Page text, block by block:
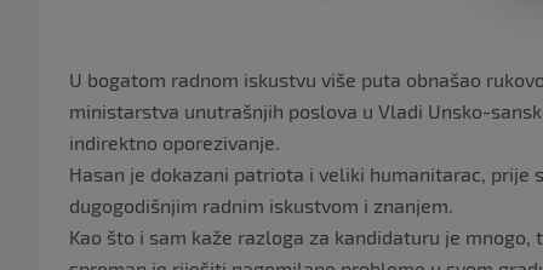
U bogatom radnom iskustvu više puta obnašao
ministarstva unutrašnjih poslova u Vladi Unsko-
indirektno oporezivanje.
Hasan je dokazani patriota i veliki humanitarac, prije
dugogodišnjim radnim iskustvom i znanjem.
Kao što i sam kaže razloga za kandidaturu je